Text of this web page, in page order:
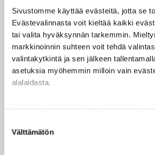
Sivustomme käyttää evästeitä, jotta se
Evästevalinnasta voit kieltää kaikki
tai valita hyväksynnän tarkemmin.
markkinoinnin suhteen voit tehdä
valintakytkintä ja sen jälkeen
asetuksia myöhemmin milloin vain
alalaidasta.
valinta
Välttämätön
Lue myös